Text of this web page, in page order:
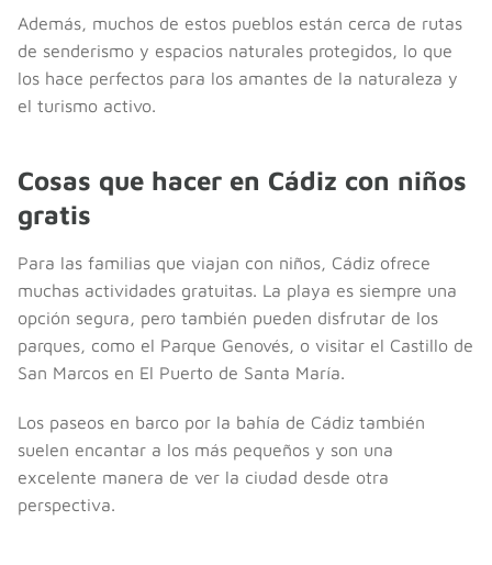
Además, muchos de estos pueblos están cerca de rutas
de senderismo y espacios naturales protegidos, lo que
los hace perfectos para los amantes de la naturaleza y
el turismo activo.
Cosas que hacer en Cádiz con niños
gratis
Para las familias que viajan con niños, Cádiz ofrece
muchas actividades gratuitas. La playa es siempre una
opción segura, pero también pueden disfrutar de los
parques, como el Parque Genovés, o visitar el Castillo de
San Marcos en El Puerto de Santa María.
Los paseos en barco por la bahía de Cádiz también
suelen encantar a los más pequeños y son una
excelente manera de ver la ciudad desde otra
perspectiva.